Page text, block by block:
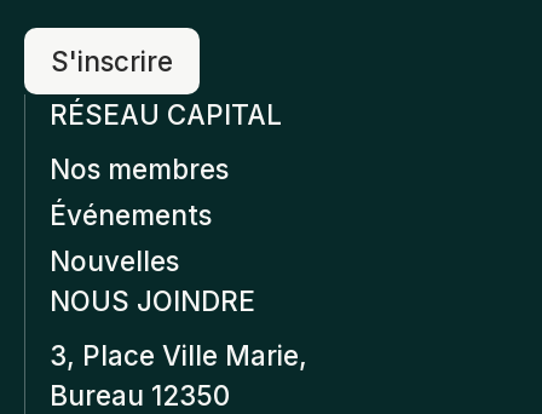
RÉSEAU CAPITAL
Nos membres
Événements
Nouvelles
NOUS JOINDRE
3, Place Ville Marie,
Bureau 12350